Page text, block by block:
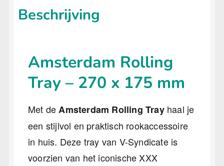
Beschrijving
Amsterdam Rolling
Tray – 270 x 175 mm
Met de Amsterdam Rolling Trayhaal je
een stijlvol en praktisch rookaccessoire
in huis. Deze tray van V-Syndicate is
voorzien van het iconische XXX